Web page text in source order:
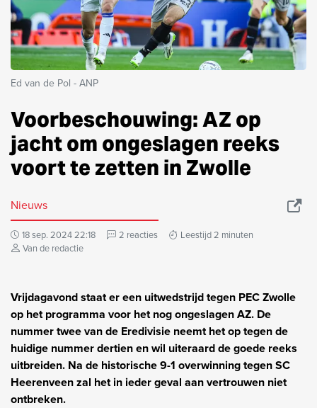
Ed van de Pol - ANP
Voorbeschouwing: AZ op
jacht om ongeslagen reeks
voort te zetten in Zwolle
Nieuws
18 sep. 2024 22:18 2 reacties
Leestijd 2 minuten
Van de redactie
Vrijdagavond staat er een uitwedstrijd tegen PEC Zwolle
op het programma voor het nog ongeslagen AZ. De
nummer twee van de Eredivisie neemt het op tegen de
huidige nummer dertien en wil uiteraard de goede reeks
uitbreiden. Na de historische 9-1 overwinning tegen SC
Heerenveen zal het in ieder geval aan vertrouwen niet
ontbreken.